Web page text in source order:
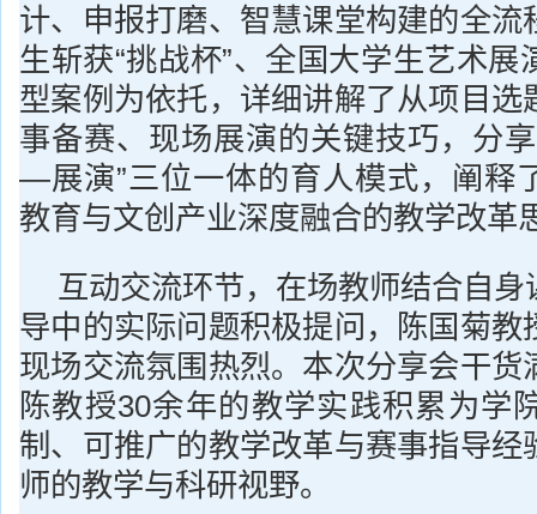
计、申报打磨、智慧课堂构建的全流
生斩获“挑战杯”、全国大学生艺术展
型案例为依托，详细讲解了从项目选
事备赛、现场展演的关键技巧，分
—展演”三位一体的育人模式，阐释
教育与文创产业深度融合的教学改革
互动交流环节，在场教师结合自
导中的实际问题积极提问，陈国菊教
现场交流氛围热烈。本次分享会干货
陈教授30余年的教学实践积累为学
制、可推广的教学改革与赛事指导经
师的教学与科研视野。